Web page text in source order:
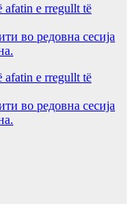
e rregullt të
во редовна сесија
e rregullt të
во редовна сесија